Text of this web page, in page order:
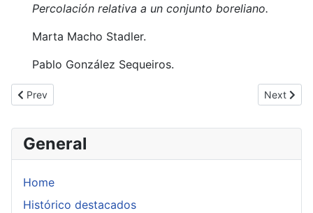
General
Home
Histórico destacados
Percolación relativa a un conjunto boreliano.
Marta Macho Stadler.
Pablo González Sequeiros.
Previous article: Feuilletages et équations différentielles
Prev Next
Next